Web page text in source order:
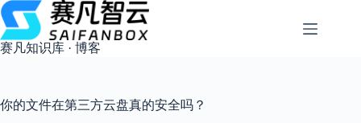
跳
过
内
容
赛凡知识库 · 博客
你的文件在第三方云盘真的安全吗？